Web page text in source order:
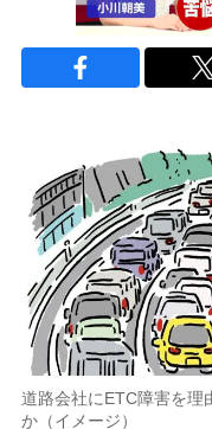
道路会社にETC障害を理
か（イメージ）